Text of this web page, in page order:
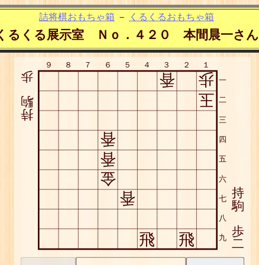
詰将棋おもちゃ箱 － くるくるおもちゃ箱
るくる展示室 Ｎｏ．４２０ 本間晨一さん
９
一
８
二
７
三
６
四
５
五
４
六
３
七
２
八
１
九
香 歩
玉
香
香
金
香
飛 飛 二
歩
駒
持
歩
駒
持